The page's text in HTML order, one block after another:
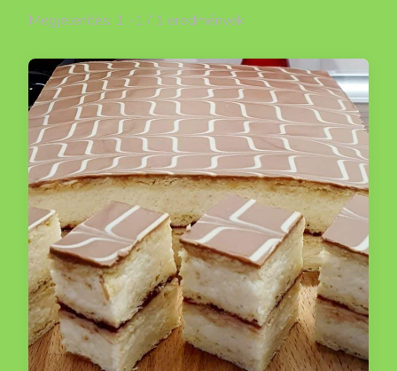
Megjelenítés: 1 -1 / 1 eredmények